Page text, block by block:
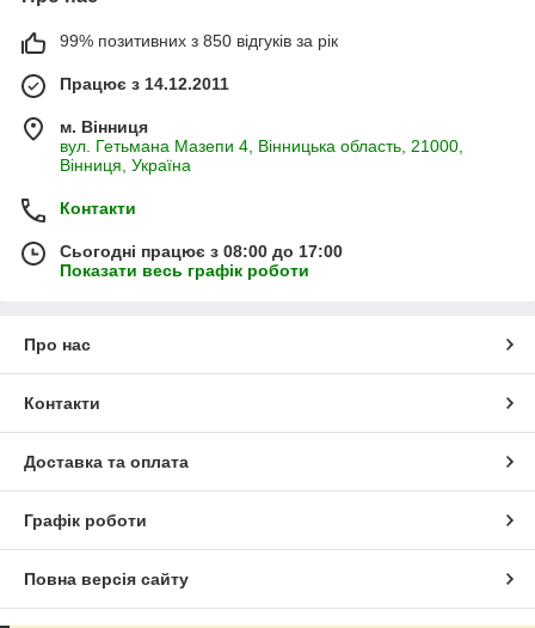
99% позитивних з 850 відгуків за рік
Працює з 14.12.2011
м. Вінниця
вул. Гетьмана Мазепи 4, Вінницька область, 21000,
Вінниця, Україна
Контакти
Сьогодні працює з 08:00 до 17:00
Показати весь графік роботи
Про нас
Контакти
Доставка та оплата
Графік роботи
Повна версія сайту